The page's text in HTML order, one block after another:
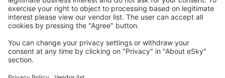
Unterkünfte in Chile - Beliebte Städte